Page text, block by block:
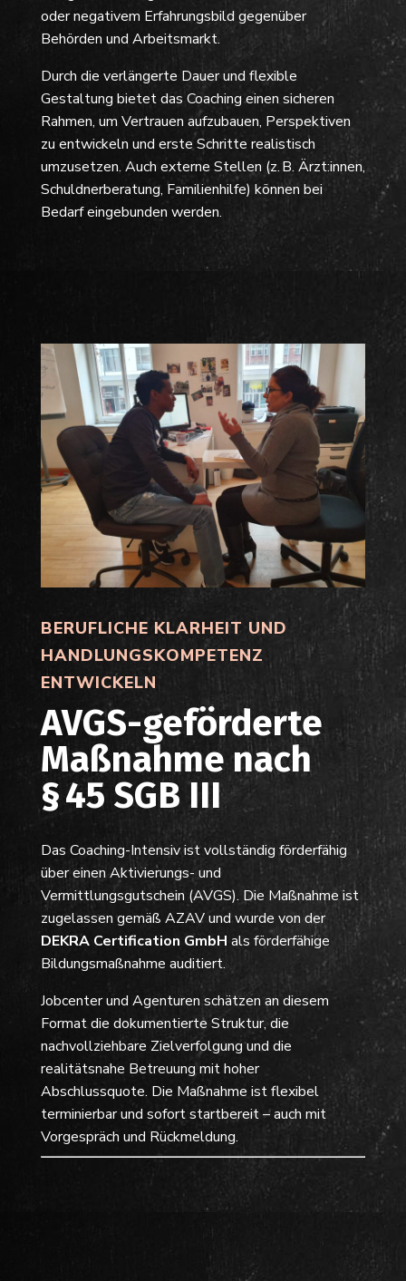
oder negativem Erfahrungsbild gegenüber
Behörden und Arbeitsmarkt.
Durch die verlängerte Dauer und flexible
Gestaltung bietet das Coaching einen sicheren
Rahmen, um Vertrauen aufzubauen, Perspektiven
zu entwickeln und erste Schritte realistisch
umzusetzen. Auch externe Stellen (z. B. Ärzt:innen,
Schuldnerberatung, Familienhilfe) können bei
Bedarf eingebunden werden.
BERUFLICHE KLARHEIT UND
HANDLUNGSKOMPETENZ
ENTWICKELN
AVGS-geförderte
Maßnahme nach
§ 45 SGB III
Das Coaching-Intensiv ist vollständig förderfähig
über einen Aktivierungs- und
Vermittlungsgutschein (AVGS). Die Maßnahme ist
zugelassen gemäß AZAV und wurde von der
DEKRA Certification GmbH als förderfähige
Bildungsmaßnahme auditiert.
Jobcenter und Agenturen schätzen an diesem
Format die dokumentierte Struktur, die
nachvollziehbare Zielverfolgung und die
realitätsnahe Betreuung mit hoher
Abschlussquote. Die Maßnahme ist flexibel
terminierbar und sofort startbereit – auch mit
Vorgespräch und Rückmeldung.